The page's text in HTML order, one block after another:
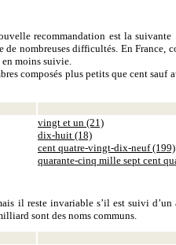
recommandation est la
nombreuses difficultés. En France,
moins suivie.
composés plus petits que cent
vingt et un (21)
dix-huit (18)
cent quatre-vingt-dix-neuf (199)
quarante-cinq mille sept cent
il reste invariable s’il est suivi
sont des noms communs.